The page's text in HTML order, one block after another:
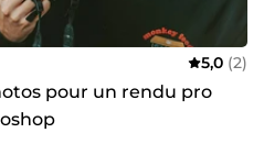
5,0 (2)
pour un rendu pro